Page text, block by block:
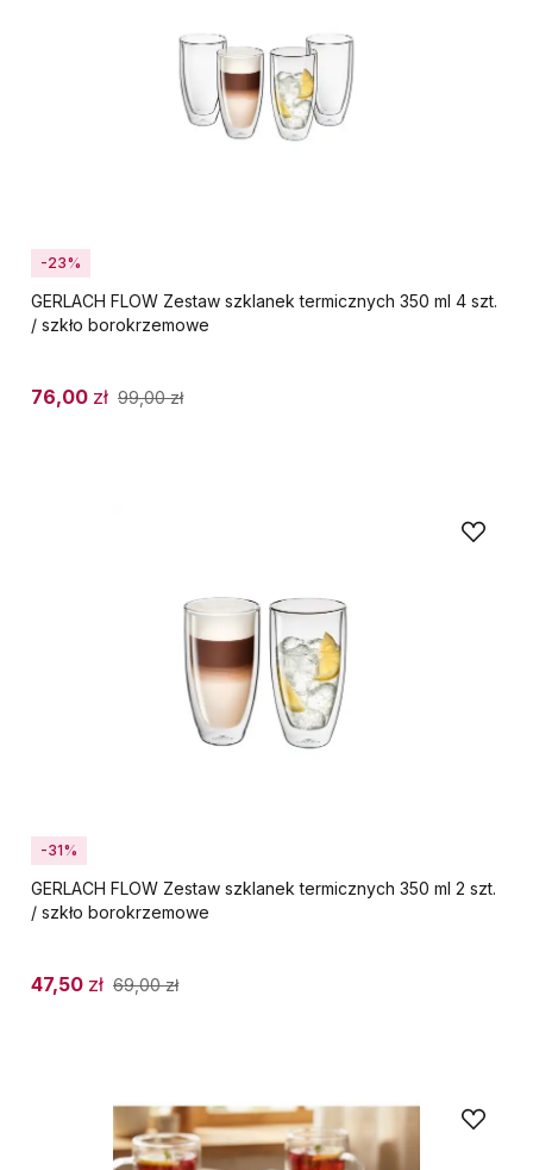
-23%
GERLACH FLOW Zestaw szklanek termicznych 350 ml 4 szt.
/ szkło borokrzemowe
76,00 zł 99,00zł
-31%
GERLACH FLOW Zestaw szklanek termicznych 350 ml 2 szt.
/ szkło borokrzemowe
47,50 zł 69,00zł